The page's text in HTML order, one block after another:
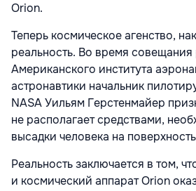
Orion.
Теперь космическое агенство,
реальность. Во время совещания
Американского института
астронавтики начальник
NASA Уильям Герстенмайер
не располагает средствами,
высадки человека на
Реальность заключается в том,
и космический аппарат Orion